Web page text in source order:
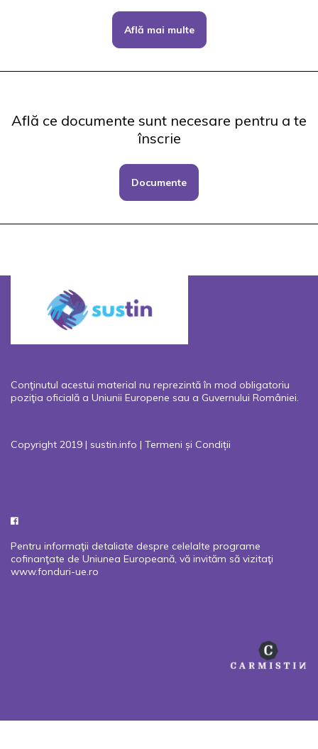
Află mai multe
Află ce documente sunt necesare pentru a te
înscrie
Documente
Conţinutul acestui material nu reprezintă în mod obligatoriu
poziţia oficială a Uniunii Europene sau a Guvernului României.
Copyright 2019 | sustin.info | Termeni și Condiții
Pentru informaţii detaliate despre celelalte programe
cofinanţate de Uniunea Europeană, vă invităm să vizitaţi
www.fonduri-ue.ro